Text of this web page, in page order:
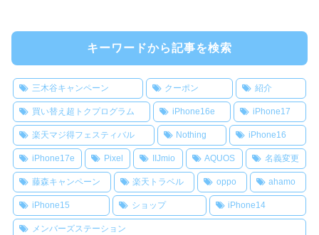
キーワードから記事を検索
三木谷キャンペーン クーポン 紹介
買い替え超トクプログラム iPhone16e iPhone17
楽天マジ得フェスティバル Nothing iPhone16
iPhone17e Pixel IIJmio AQUOS 名義変更
藤森キャンペーン 楽天トラベル oppo ahamo
iPhone15 ショップ iPhone14
メンバーズステーション